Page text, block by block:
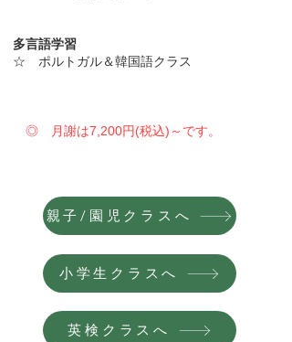
多言語学習
☆ ポルトガル＆韓国語クラス
◎ 月謝は7,200円(税込)～です。
親子/園児クラスへ
小学生クラスへ
英検クラスへ